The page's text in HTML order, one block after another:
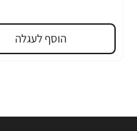
הוסף לעגלה